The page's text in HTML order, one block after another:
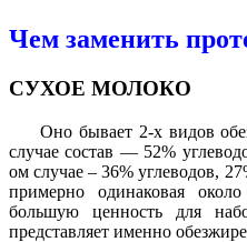
Чем заменить
СУХОЕ МОЛОКО
Оно бывает 2-х видов
случае состав — 52%
ом случае – 36% углеводов,
примерно одинаковая
большую ценность для
представляет именно